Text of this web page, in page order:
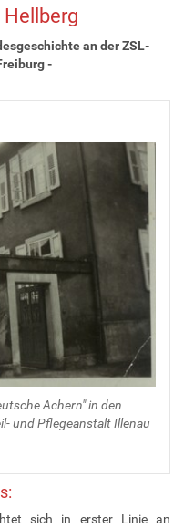
an der ZSL-
-
Achern" in den
und Pflegeanstalt Illenau
sich in erster Linie an